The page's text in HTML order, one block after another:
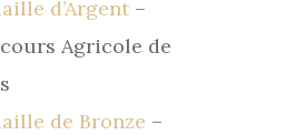
d’Argent–
Agricole de
de Bronze –